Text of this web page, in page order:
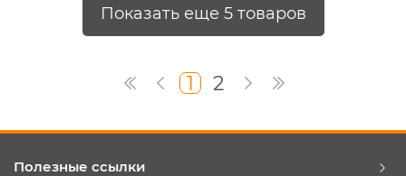
Показать еще 5 товаров
1 2
Полезные ссылки